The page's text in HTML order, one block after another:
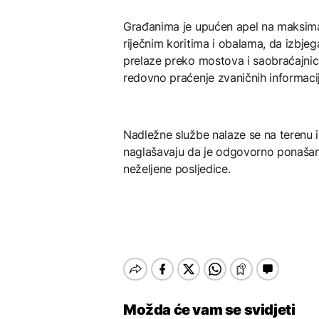
Građanima je upućen apel na
riječnim koritima i obalama, da
prelaze preko mostova i
redovno praćenje zvaničnih
Nadležne službe nalaze se na
naglašavaju da je odgovorno
neželjene posljedice.
Možda će vam se svidjeti